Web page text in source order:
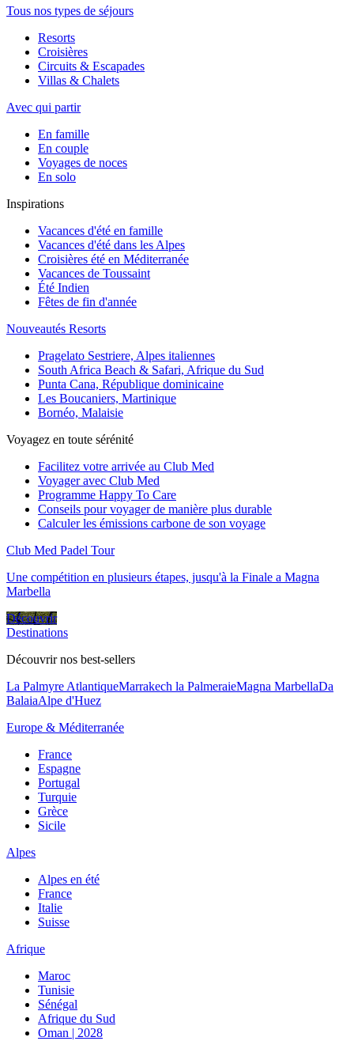
Tous nos types de séjours
Resorts
Croisières
Circuits & Escapades
Villas & Chalets
Avec qui partir
En famille
En couple
Voyages de noces
En solo
Inspirations
Vacances d'été en famille
Vacances d'été dans les Alpes
Croisières été en Méditerranée
Vacances de Toussaint
Été Indien
Fêtes de fin d'année
Nouveautés Resorts
Pragelato Sestriere, Alpes italiennes
South Africa Beach & Safari, Afrique du Sud
Punta Cana, République dominicaine
Les Boucaniers, Martinique
Bornéo, Malaisie
Voyagez en toute sérénité
Facilitez votre arrivée au Club Med
Voyager avec Club Med
Programme Happy To Care
Conseils pour voyager de manière plus durable
Calculer les émissions carbone de son voyage
Club Med Padel Tour
Une compétition en plusieurs étapes, jusqu'à la Finale a Magna
Marbella
Découvrir
Destinations
Découvrir nos best-sellers
La Palmyre AtlantiqueMarrakech la PalmeraieMagna MarbellaDa
BalaiaAlpe d'Huez
Europe & Méditerranée
France
Espagne
Portugal
Turquie
Grèce
Sicile
Alpes
Alpes en été
France
Italie
Suisse
Afrique
Maroc
Tunisie
Sénégal
Afrique du Sud
Oman | 2028